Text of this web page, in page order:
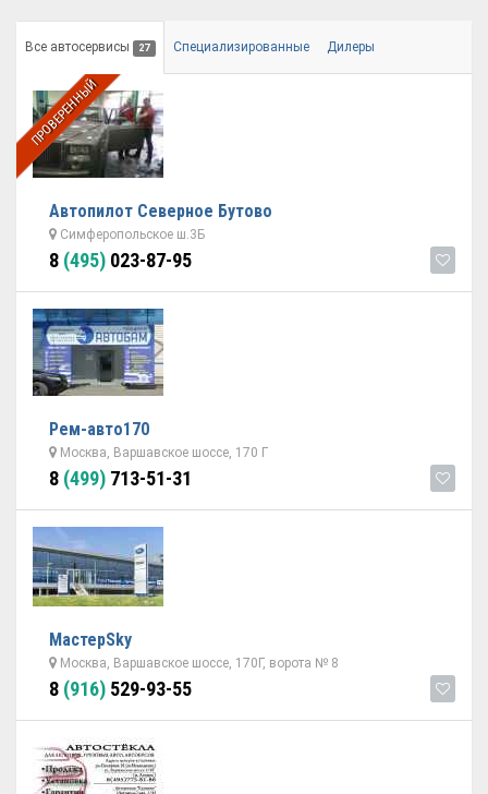
Все автосервисы 27 Специализированные Дилеры
ПРОВЕРЕННЫЙ
Автопилот Северное Бутово
Симферопольское ш.3Б
8 (495) 023-87-95
Рем-авто170
Москва, Варшавское шоссе, 170 Г
8 (499) 713-51-31
МастерSky
Москва, Варшавское шоссе, 170Г, ворота № 8
8 (916) 529-93-55